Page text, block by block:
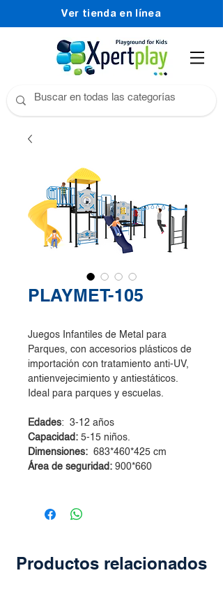
Ver tienda en línea
PLAYMET-105
Juegos Infantiles de Metal para
Parques, con accesorios plásticos de
importación con tratamiento anti-UV,
antienvejecimiento y antiestáticos.
Ideal para parques y escuelas.
Edades: 3-12 años
Capacidad: 5-15 niños.
Dimensiones: 683*460*425 cm
Área de seguridad: 900*660
Productos relacionados